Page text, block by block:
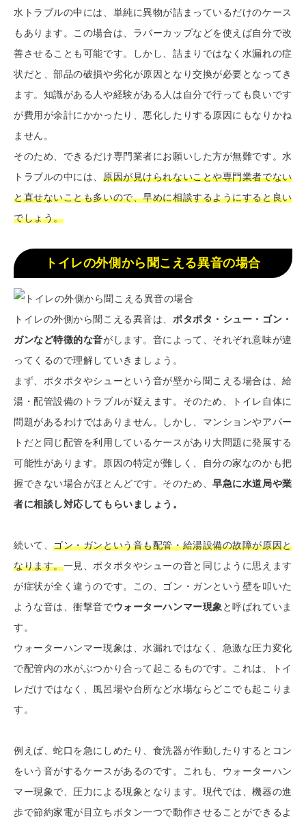
水トラブルの中には、単純に異物が詰まっているだけのケース
もあります。この場合は、ラバーカップなどを使えば自分で改
善させることも可能です。しかし、詰まりではなく水漏れの症
状だと、部品の破損や劣化が原因となり交換が必要となってき
ます。知識がある人や経験がある人は自分で行っても良いです
が費用が余計にかかったり、悪化したりする原因にもなりかね
ません。
そのため、できるだけ専門業者にお願いした方が無難です。水
トラブルの中には、原因が見けられないことや専門業者でない
と直せないことも多いので、早めに相談するようにすると良い
でしょう。
トイレの外側から聞こえる異音の場合
トイレの外側から聞こえる異音は、 ポタポタ・シュー・ゴン・
ガンなど特徴的な音がします。音によって、それぞれ意味が違
ってくるので理解していきましょう。
まず、ポタポタやシューという音が壁から聞こえる場合は、給
湯・配管設備のトラブルが疑えます。そのため、トイレ自体に
問題があるわけではありません。しかし、マンションやアパー
トだと同じ配管を利用しているケースがあり大問題に発展する
可能性があります。原因の特定が難しく、自分の家なのかも把
握できない場合がほとんどです。そのため、早急に水道局や業
者に相談し対応してもらいましょう。
続いて、ゴン・ガンという音も配管・給湯設備の故障が原因と
なります。一見、ポタポタやシューの音と同じように思えます
が症状が全く違うのです。この、ゴン・ガンという壁を叩いた
ような音は、衝撃音でウォーターハンマー現象 と呼ばれていま
す。
ウォーターハンマー現象は、水漏れではなく、急激な圧力変化
で配管内の水がぶつかり合って起こるものです。これは、トイ
レだけではなく、風呂場や台所など水場ならどこでも起こりま
す。
例えば、蛇口を急にしめたり、食洗器が作動したりするとコン
をいう音がするケースがあるのです。これも、ウォーターハン
マー現象で、圧力による現象となります。現代では、機器の進
歩で節約家電が目立ちボタン一つで動作させることができるよ